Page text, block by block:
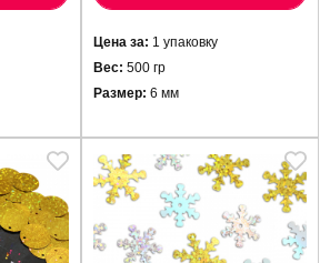
Цена за: 1 упаковку
Вес: 500 гр
Размер: 6 мм